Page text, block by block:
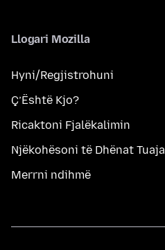
Llogari Mozilla
Hyni/Regjistrohuni
Ç’Është Kjo?
Ricaktoni Fjalëkalimin
Njëkohësoni të Dhënat Tuaja
Merrni ndihmë